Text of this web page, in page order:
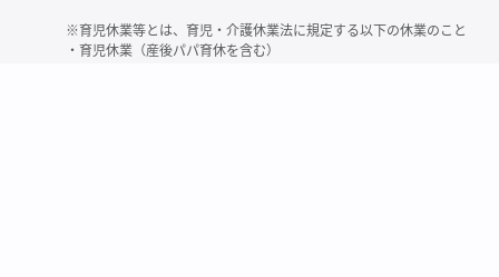
※育児休業等とは、育児・介護休業法に規定する以下の休業のこと
・育児休業（産後パパ育休を含む）